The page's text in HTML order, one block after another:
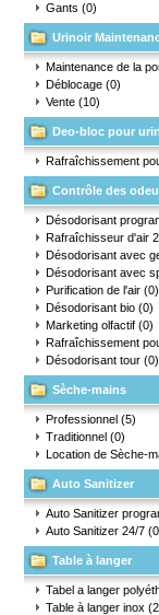
Gants (0)
Urinoir
Maintenance de la
Déblocage (0)
Vente (10)
Deo-bloc pour
Rafraîchissement
Contrôle des
Désodorisant
Rafraîchisseur d'air
Désodorisant avec
Désodorisant avec
Purification de l'air (0)
Désodorisant bio (0)
Marketing olfactif (0)
Rafraîchissement
Désodorisant tour (0)
Sèche-mains
Professionnel (5)
Traditionnel (0)
Location de Sèche-
Auto Sanitizer
Auto Sanitizer
Auto Sanitizer 24/7
Table à langer
Tabel a langer
Table à langer inox